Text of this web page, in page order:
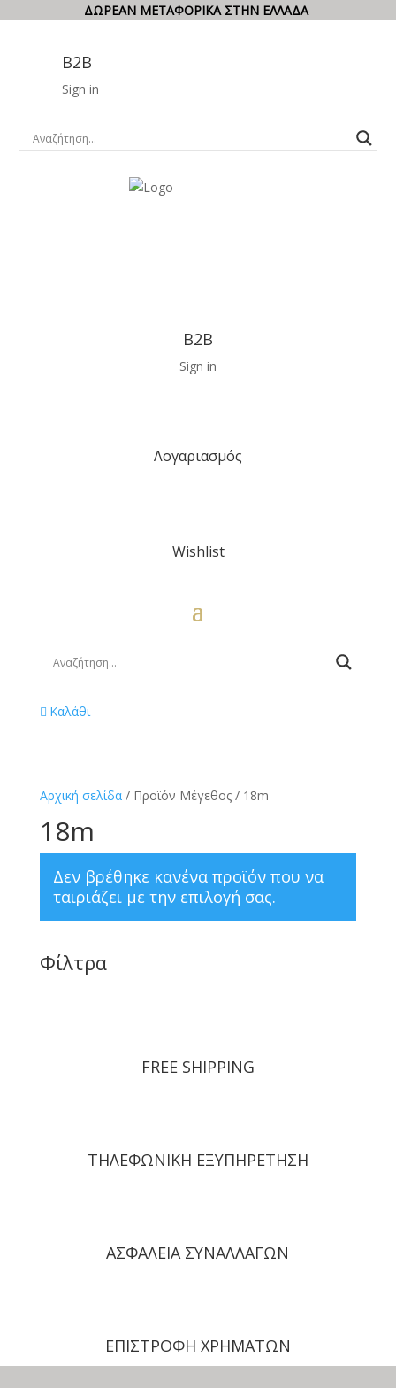
ΔΩΡΕΑΝ ΜΕΤΑΦΟΡΙΚΑ ΣΤΗΝ ΕΛΛΑΔΑ
B2B
Sign in
B2B
Sign in
Λογαριασμός
Wishlist
Καλάθι
Αρχική σελίδα/ Προϊόν Μέγεθος / 18m
18m
Δεν βρέθηκε κανένα προϊόν που να
ταιριάζει με την επιλογή σας.
Φίλτρα
FREE SHIPPING
ΤΗΛΕΦΩΝΙΚΗ ΕΞΥΠΗΡΕΤΗΣΗ
ΑΣΦΑΛΕΙΑ ΣΥΝΑΛΛΑΓΩΝ
ΕΠΙΣΤΡΟΦΗ ΧΡΗΜΑΤΩΝ